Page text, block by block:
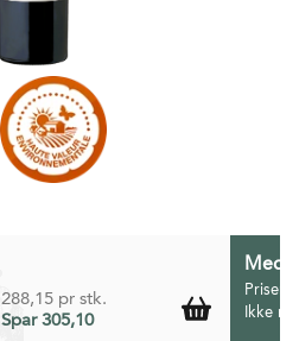
288,15 pr stk.
Spar 305,10
Prisen
Ikke